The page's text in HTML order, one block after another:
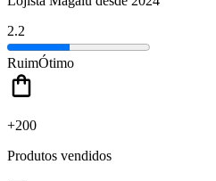
2.2
RuimÓtimo
+200
Produtos vendidos